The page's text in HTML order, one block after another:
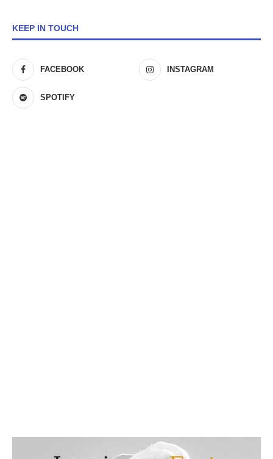
KEEP IN TOUCH
FACEBOOK INSTAGRAM
SPOTIFY